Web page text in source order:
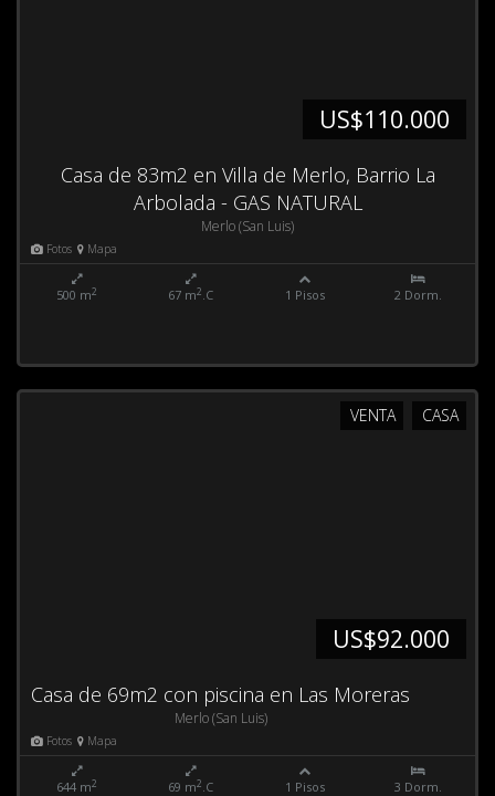
US$110.000
Casa de 83m2 en Villa de Merlo, Barrio La
Arbolada - GAS NATURAL
Merlo (San Luis)
Fotos Mapa
500 m2 67 m2.C 1 Pisos 2 Dorm.
CASA
VENTA
US$92.000
Casa de 69m2 con piscina en Las Moreras
Merlo (San Luis)
Fotos Mapa
644 m2 69 m2.C 1 Pisos 3 Dorm.